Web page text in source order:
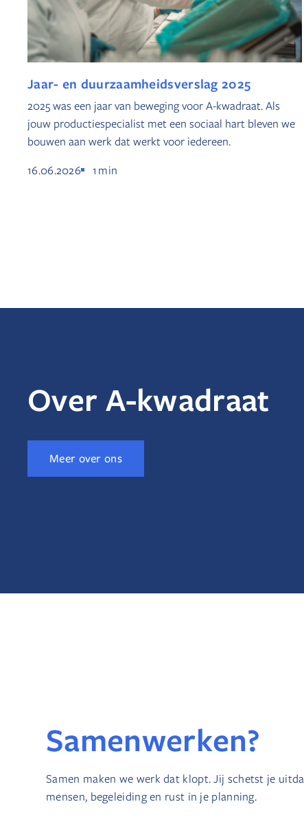
Jaar- en duurzaamheidsverslag 2025
2025 was een jaar van beweging voor A-kwadraat. Als
jouw productiespecialist met een sociaal hart bleven we
bouwen aan werk dat werkt voor iedereen.
16.06.2026
1 min
Over A-kwadraat
Meer over ons
Samenwerken?
Samen maken we werk dat klopt. Jij schetst je
mensen, begeleiding en rust in je planning.